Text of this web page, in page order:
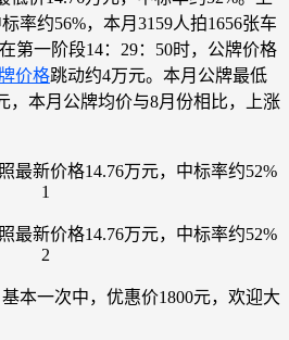
率约56%，本月3159人拍1656张车
第一阶段14：29：50时，公牌价格
价格跳动约4万元。本月公牌最低
，本月公牌均价与8月份相比，上涨
本一次中，优惠价1800元，欢迎大